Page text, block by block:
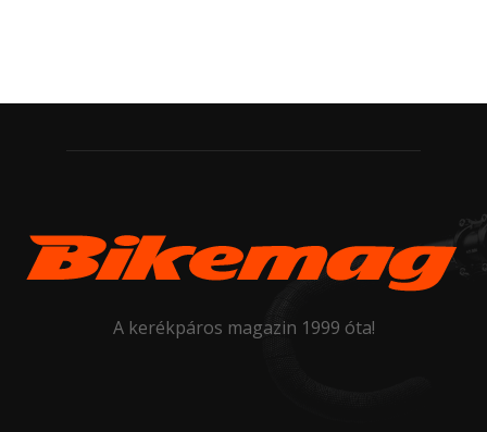
A kerékpáros magazin 1999 óta!